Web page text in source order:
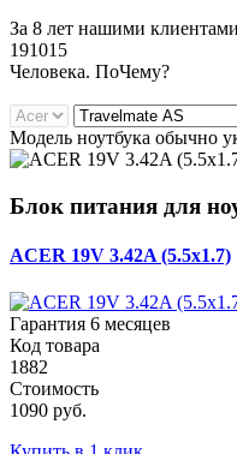
За 8 лет нашими
191015
Человека. ПоЧему?
Модель ноутбука обычно
Блок питания для
ACER 19V 3.42A (5.5x1.7)
Гарантия 6 месяцев
Код товара
1882
Стоимость
1090 руб.